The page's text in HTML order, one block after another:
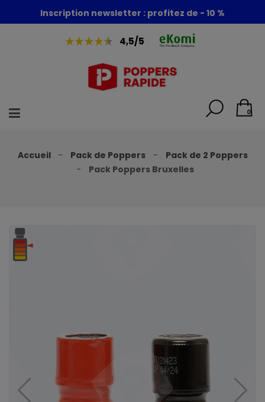
Foire aux poppers : - 30% + 1 poppers offert
Inscription newsletter : profitez de - 10 %
4,5/5
0
Accueil Pack de Poppers
Pack de 2 Poppers
Pack Poppers Bruxelles